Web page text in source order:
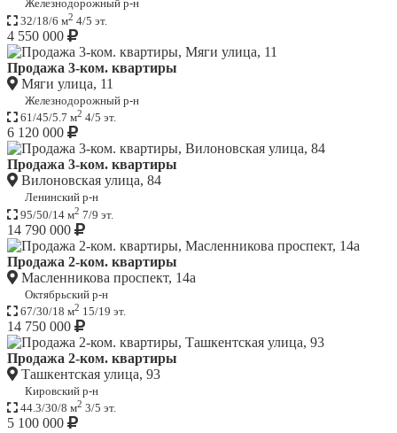
Железнодорожный р-н
32/18/6 м2 4/5 эт.
4 550 000
Продажа 3-ком. квартиры
Мяги улица, 11
Железнодорожный р-н
61/45/5.7 м2 4/5 эт.
6 120 000
Продажа 3-ком. квартиры
Вилоновская улица, 84
Ленинский р-н
95/50/14 м2 7/9 эт.
14 790 000
Продажа 2-ком. квартиры
Масленникова проспект, 14а
Октябрьский р-н
67/30/18 м2 15/19 эт.
14 750 000
Продажа 2-ком. квартиры
Ташкентская улица, 93
Кировский р-н
44.3/30/8 м2 3/5 эт.
5 100 000